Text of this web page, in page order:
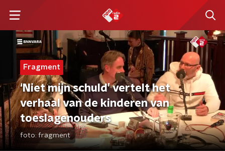
Fragment
‘Niet mijn schuld’ vertelt het
verhaal van de kinderen van
toeslagenouders
foto: fragment